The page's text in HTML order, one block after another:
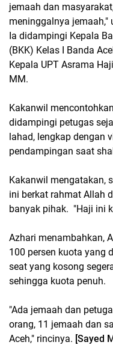
jemaah dan
meninggalnya jemaah,"
Ia didampingi Kepala
(BKK) Kelas I Banda
Kepala UPT Asrama
MM.
Kakanwil
didampingi petugas
lahad, lengkap dengan
pendampingan saat
Kakanwil mengatakan,
ini berkat rahmat Allah
banyak pihak. "Haji ini
Azhari menambahkan,
100 persen kuota yang
seat yang kosong
sehingga kuota penuh.
"Ada jemaah dan
orang, 11 jemaah dan
Aceh," rincinya. [Sayed